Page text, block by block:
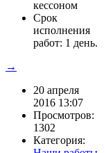
кессоном
Срок
исполнения
работ: 1 день.
→
20 апреля
2016 13:07
Просмотров:
1302
Категория: